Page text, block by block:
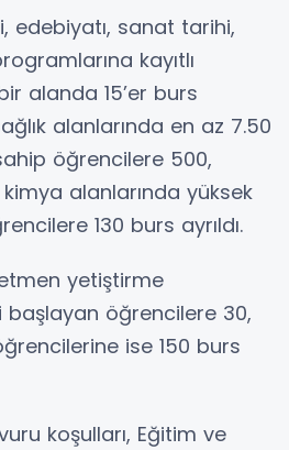
edebiyatı, sanat tarihi,
kayıtlı
alanda 15’er burs
alanlarında en az 7.50
öğrencilere 500,
alanlarında yüksek
130 burs ayrıldı.
yetiştirme
başlayan öğrencilere 30,
ise 150 burs
koşulları, Eğitim ve